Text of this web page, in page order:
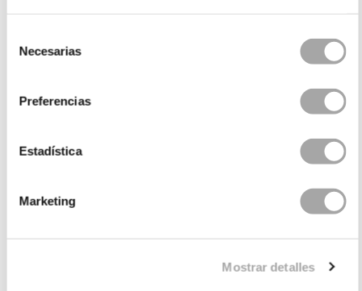
Necesarias
Preferencias
Estadística
Marketing
Mostrar detalles